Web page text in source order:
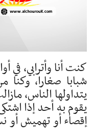
كنت أنا وأترابي،
شبابا صغارا،
يتداولها الناس،
يقوم به أحد إذا
إقصاء أو تهميش أو